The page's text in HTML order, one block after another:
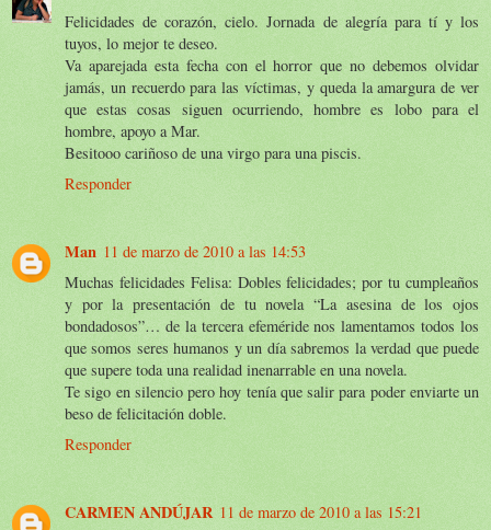
Felicidades de corazón, cielo. Jornada de alegría para tí y los
tuyos, lo mejor te deseo.
Va aparejada esta fecha con el horror que no debemos olvidar
jamás, un recuerdo para las víctimas, y queda la amargura de ver
que estas cosas siguen ocurriendo, hombre es lobo para el
hombre, apoyo a Mar.
Besitooo cariñoso de una virgo para una piscis.
Responder
Man 11 de marzo de 2010 a las 14:53
Muchas felicidades Felisa: Dobles felicidades; por tu cumpleaños
y por la presentación de tu novela “La asesina de los ojos
bondadosos”… de la tercera efeméride nos lamentamos todos los
que somos seres humanos y un día sabremos la verdad que puede
que supere toda una realidad inenarrable en una novela.
Te sigo en silencio pero hoy tenía que salir para poder enviarte un
beso de felicitación doble.
Responder
CARMEN ANDÚJAR 11 de marzo de 2010 a las 15:21